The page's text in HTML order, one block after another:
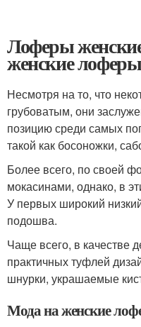
Лоферы
женские
Несмотря на то, что
грубоватым, они
позицию среди самых
такой как босоножки,
Более всего, по своей
мокасинами, однако, в
У первых широкий
подошва.
Чаще всего, в качестве
практичных туфлей
шнурки, украшаемые
Мода на женские